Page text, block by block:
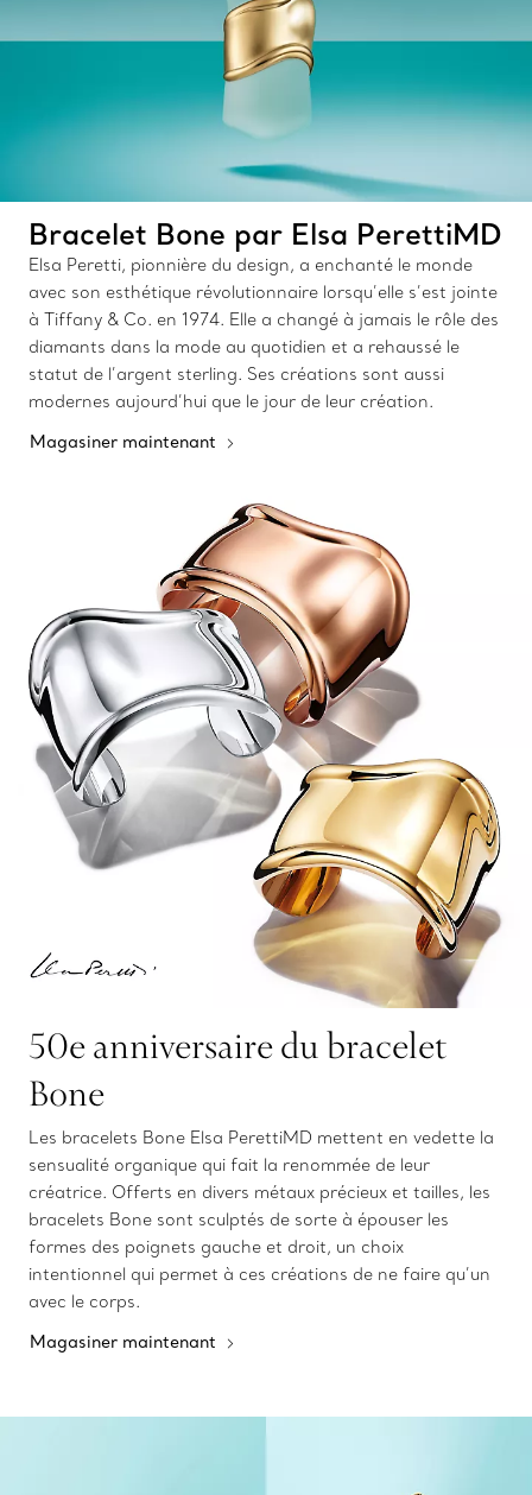
Bracelet Bone par Elsa PerettiMD
Elsa Peretti, pionnière du design, a enchanté le monde
avec son esthétique révolutionnaire lorsqu’elle s’est jointe
à Tiffany & Co. en 1974. Elle a changé à jamais le rôle des
diamants dans la mode au quotidien et a rehaussé le
statut de l’argent sterling. Ses créations sont aussi
modernes aujourd’hui que le jour de leur création.
Magasiner maintenant
50e anniversaire du bracelet
Bone
Les bracelets Bone Elsa PerettiMD mettent en vedette la
sensualité organique qui fait la renommée de leur
créatrice. Offerts en divers métaux précieux et tailles, les
bracelets Bone sont sculptés de sorte à épouser les
formes des poignets gauche et droit, un choix
intentionnel qui permet à ces créations de ne faire qu’un
avec le corps.
Magasiner maintenant